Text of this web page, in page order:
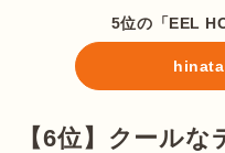
5位の「EEL
hinata
【6位】クール